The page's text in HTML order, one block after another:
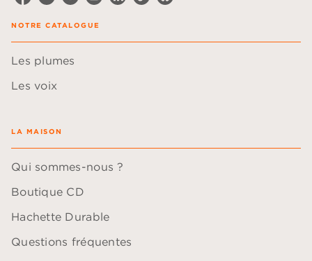
NOTRE CATALOGUE
Les plumes
Les voix
LA MAISON
Qui sommes-nous ?
Boutique CD
Hachette Durable
Questions fréquentes